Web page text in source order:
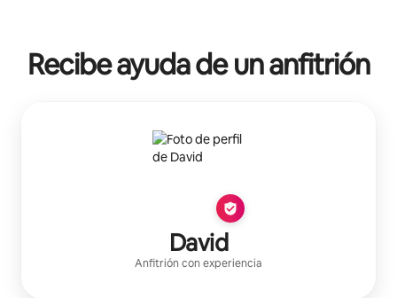
Recibe ayuda de un anfitrión
David
Anfitrión con experiencia